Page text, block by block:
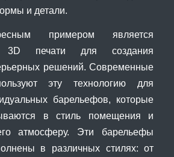
и детали.
примером является
3D печати для создания
решений. Современные
эту технологию для
барельефов, которые
в стиль помещения и
атмосферу. Эти барельефы
в различных стилях: от